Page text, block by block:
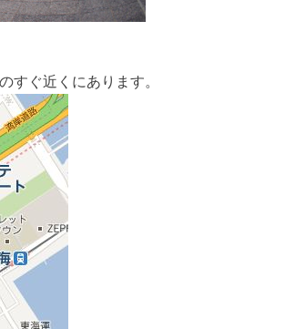
すぐ近くにあります。